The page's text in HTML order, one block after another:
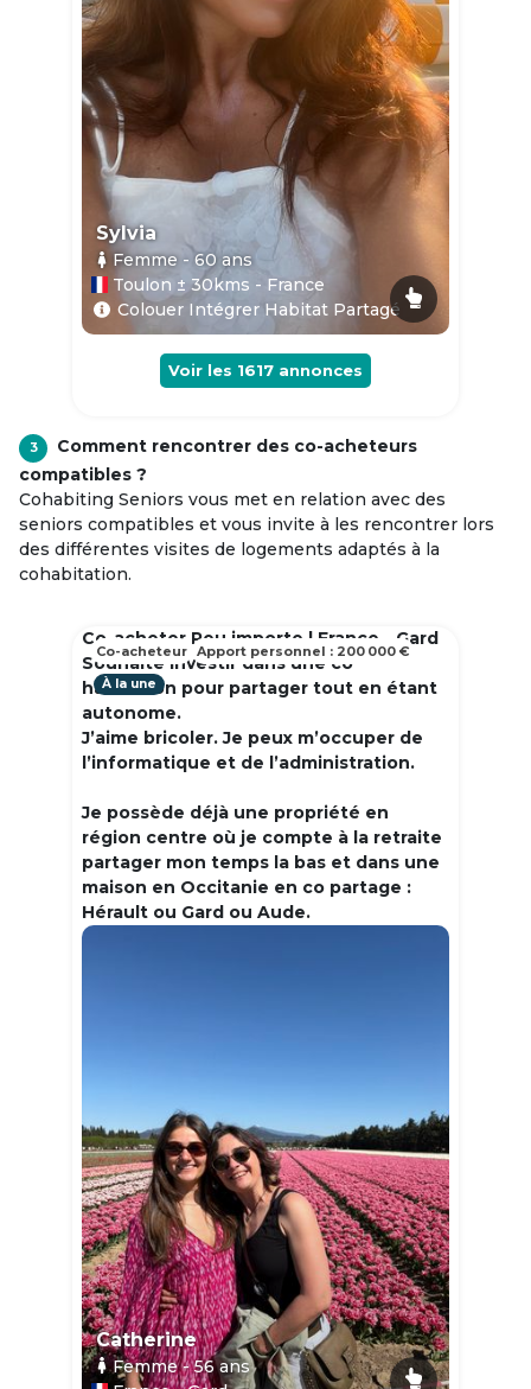
Sylvia
Femme - 60ans
Toulon ± 30kms - France
Colouer Intégrer Habitat Partagé
Voir les 1617 annonces
3
Comment rencontrer des co-acheteurs
compatibles ?
Cohabiting Seniors vous met en relation avec des
seniors compatibles et vous invite à les rencontrer lors
des différentes visites de logements adaptés à la
cohabitation.
Co-acheter Peu importe | France - Gard
Souhaite investir dans une co
habitation pour partager tout en étant
autonome.
J’aime bricoler. Je peux m’occuper de
l’informatique et de l’administration.
Je possède déjà une propriété en
région centre où je compte à la retraite
partager mon temps la bas et dans une
maison en Occitanie en co partage :
Hérault ou Gard ou Aude.
À la une
Catherine
Femme- 56ans
Co-acheteur Apport personnel : 200 000 €